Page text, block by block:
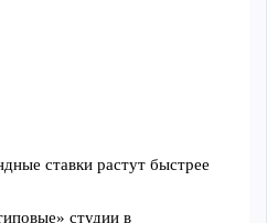
ставки растут быстрее
студии в